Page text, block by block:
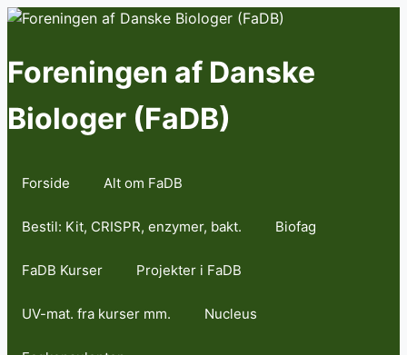
Skip
content
Foreningen af Danske
Biologer (FaDB)
Forside Alt om FaDB
Bestil: Kit, CRISPR, enzymer, bakt. Biofag
FaDB Kurser Projekter i FaDB
UV-mat. fra kurser mm. Nucleus